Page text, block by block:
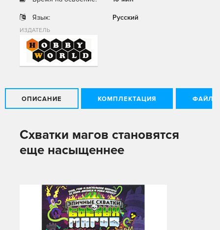
Язык: Русский
ИЗДАТЕЛЬ
ОПИСАНИЕ КОМПЛЕКТАЦИЯ ФАЙЛЫ
Схватки магов становятся
еще насыщеннее